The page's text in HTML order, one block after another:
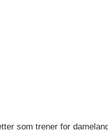
som trener for